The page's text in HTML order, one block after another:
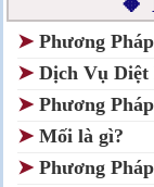
➤ Phương
➤ Dịch Vụ
➤ Phương
➤ Mối là gì?
➤ Phương